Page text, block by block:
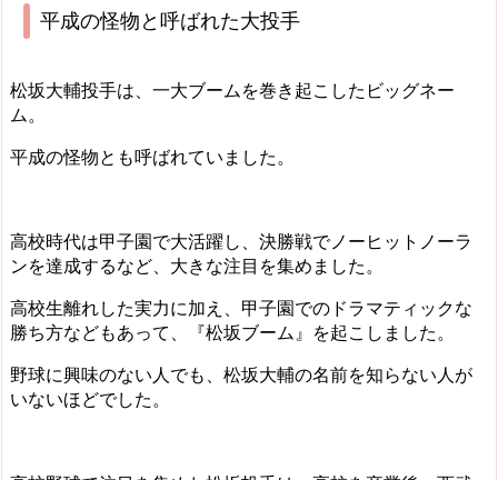
平成の怪物と呼ばれた大投手
松坂大輔投手は、一大ブームを巻き起こしたビッグネー
ム。
平成の怪物とも呼ばれていました。
高校時代は甲子園で大活躍し、決勝戦でノーヒットノーラ
ンを達成するなど、大きな注目を集めました。
高校生離れした実力に加え、甲子園でのドラマティックな
勝ち方などもあって、『松坂ブーム』を起こしました。
野球に興味のない人でも、松坂大輔の名前を知らない人が
いないほどでした。